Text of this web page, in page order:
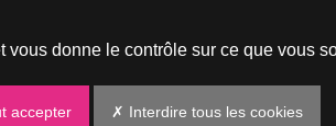
vous donne le contrôle sur ce que vous
accepter ✗ Interdire tous les cookies